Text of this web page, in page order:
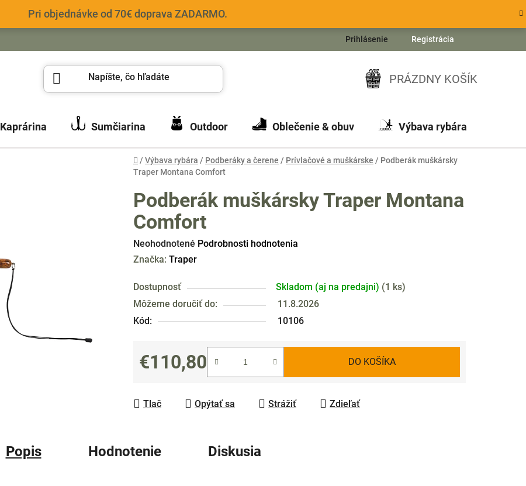
Pri objednávke od 70€ doprava ZADARMO.
Prihlásenie Registrácia
NÁKUPNÝ
KOŠÍK
PRÁZDNY KOŠÍK
Kaprárina Sumčiarina Outdoor Oblečenie & obuv Výbava rybára
Domov
/ Výbava rybára / Podberáky a čerene / Prívlačové a muškárske / Podberák muškársky
Traper Montana Comfort
Podberák muškársky Traper Montana
Comfort
Priemerné
hodnotenie
je
0,0
z
hviezdičiek.
Neohodnotené Podrobnosti hodnotenia
Značka: Traper
Dostupnosť Skladom (aj na predajni) (1 ks)
Môžeme doručiť do:
11.8.2026
Kód:
10106
€110,80
Jednotková cena:
DO KOŠÍKA
Tlač Opýtať sa Strážiť Zdieľať
Popis Hodnotenie Diskusia